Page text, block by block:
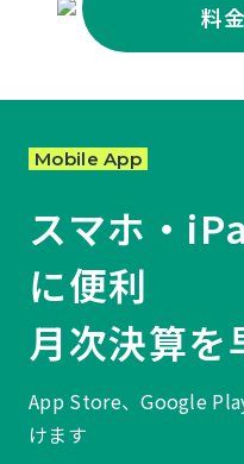
料
Mobile App
スマホ・
に便利
月次決算を
App Store、Google
けます